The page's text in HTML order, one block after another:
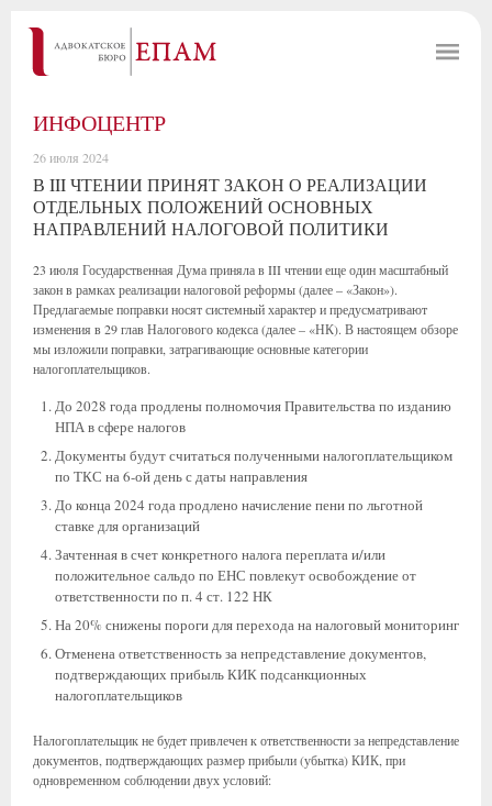
ИНФОЦЕНТР
26 июля 2024
В III ЧТЕНИИ ПРИНЯТ ЗАКОН О РЕАЛИЗАЦИИ
ОТДЕЛЬНЫХ ПОЛОЖЕНИЙ ОСНОВНЫХ
НАПРАВЛЕНИЙ НАЛОГОВОЙ ПОЛИТИКИ
23 июля Государственная Дума приняла в III чтении еще один масштабный
закон в рамках реализации налоговой реформы (далее – «Закон»).
Предлагаемые поправки носят системный характер и предусматривают
изменения в 29 глав Налогового кодекса (далее – «НК). В настоящем обзоре
мы изложили поправки, затрагивающие основные категории
налогоплательщиков.
До 2028 года продлены полномочия Правительства по изданию
НПА в сфере налогов
Документы будут считаться полученными налогоплательщиком
по ТКС на 6-ой день с даты направления
До конца 2024 года продлено начисление пени по льготной
ставке для организаций
Зачтенная в счет конкретного налога переплата и/или
положительное сальдо по ЕНС повлекут освобождение от
ответственности по п. 4 ст. 122 НК
На 20% снижены пороги для перехода на налоговый мониторинг
Отменена ответственность за непредставление документов,
подтверждающих прибыль КИК подсанкционных
налогоплательщиков
Налогоплательщик не будет привлечен к ответственности за непредставление
документов, подтверждающих размер прибыли (убытка) КИК, при
одновременном соблюдении двух условий: